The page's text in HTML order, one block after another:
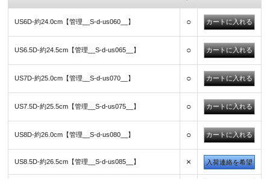
US6D-約24.0cm【管理__S-d-us060__】 ○
US6.5D-約24.5cm【管理__S-d-us065__】 ○
US7D-約25.0cm【管理__S-d-us070__】 ○
US7.5D-約25.5cm【管理__S-d-us075__】 ○
US8D-約26.0cm【管理__S-d-us080__】 ○
US8.5D-約26.5cm【管理__S-d-us085__】 × 入荷連絡を希望